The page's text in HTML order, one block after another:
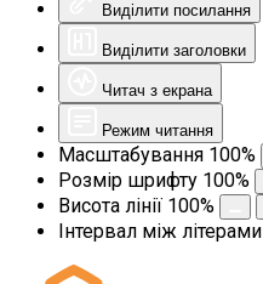
Виділити посилання
Виділити заголовки
Читач з екрана
Режим читання
Масштабування 100%
Розмір шрифту 100%
Висота лінії 100%
Інтервал між літерами